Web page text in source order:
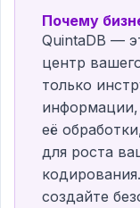
Почему
QuintaDB —
центр
только
её
для роста
создайте